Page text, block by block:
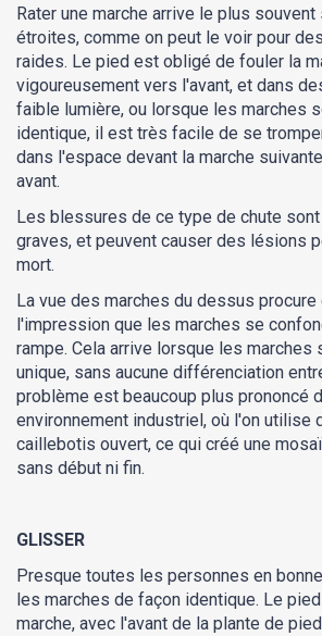
Rater une marche arrive le plus
étroites, comme on peut le voir pour
raides. Le pied est obligé de fouler la
vigoureusement vers l'avant, et dans
faible lumière, ou lorsque les marches
identique, il est très facile de se
dans l'espace devant la marche
avant.
Les blessures de ce type de chute
graves, et peuvent causer des lésions
mort.
La vue des marches du dessus procure
l'impression que les marches se
rampe. Cela arrive lorsque les marches
unique, sans aucune différenciation
problème est beaucoup plus prononcé
environnement industriel, où l'on utilise
caillebotis ouvert, ce qui créé une
sans début ni fin.
GLISSER
Presque toutes les personnes en
les marches de façon identique. Le
marche, avec l'avant de la plante de